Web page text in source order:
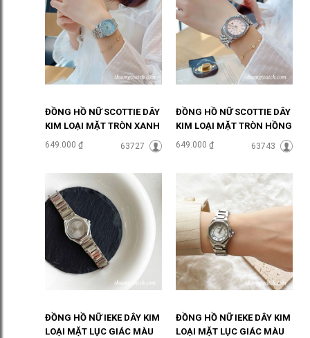
ĐỒNG HỒ NỮ SCOTTIE DÂY
KIM LOẠI MẶT TRÒN XANH
NGỌC ĐHĐ48303
649.000 ₫ 63727
ĐỒNG HỒ NỮ SCOTTIE DÂY
KIM LOẠI MẶT TRÒN HỒNG
PASTEL ĐHĐ48301
649.000 ₫ 63743
ĐỒNG HỒ NỮ IEKE DÂY KIM
LOẠI MẶT LỤC GIÁC MÀU
ĐỒNG HỒ NỮ IEKE DÂY KIM
LOẠI MẶT LỤC GIÁC MÀU